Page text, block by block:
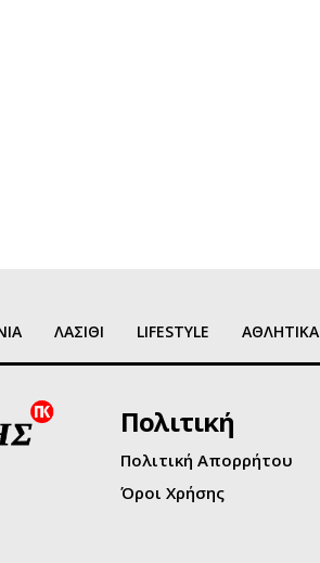
ΛΑΣΙΘΙ LIFESTYLE ΑΘΛΗΤΙΚΑ
Πολιτική
Πολιτική Απορρήτου
Όροι Χρήσης